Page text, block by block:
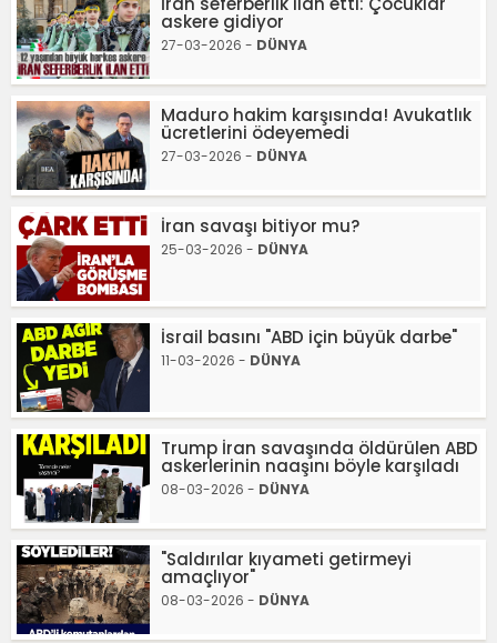
askere gidiyor
27-03-2026 - DÜNYA
Maduro hakim karşısında! Avukatlık
ücretlerini ödeyemedi
27-03-2026 - DÜNYA
İran savaşı bitiyor mu?
25-03-2026 - DÜNYA
İsrail basını "ABD için büyük darbe"
11-03-2026 - DÜNYA
Trump İran savaşında öldürülen ABD
askerlerinin naaşını böyle karşıladı
08-03-2026 - DÜNYA
"Saldırılar kıyameti getirmeyi
amaçlıyor"
08-03-2026 - DÜNYA